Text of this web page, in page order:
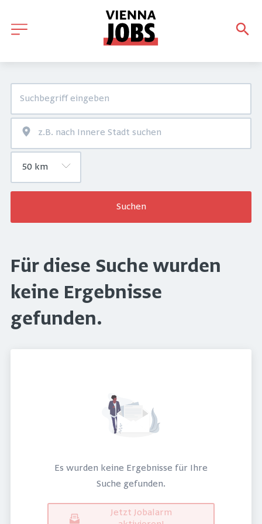
Suchen
Für diese Suche wurden
keine Ergebnisse
gefunden.
Es wurden keine Ergebnisse für Ihre
Suche gefunden.
Jetzt Jobalarm